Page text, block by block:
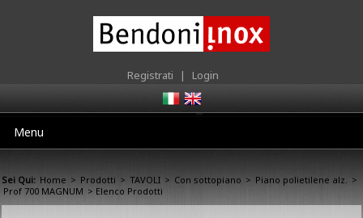
Registrati | Login
Menu
Sei Qui: Home > Prodotti > TAVOLI > Con sottopiano > Piano polietilene alz. >
Prof 700 MAGNUM > Elenco Prodotti